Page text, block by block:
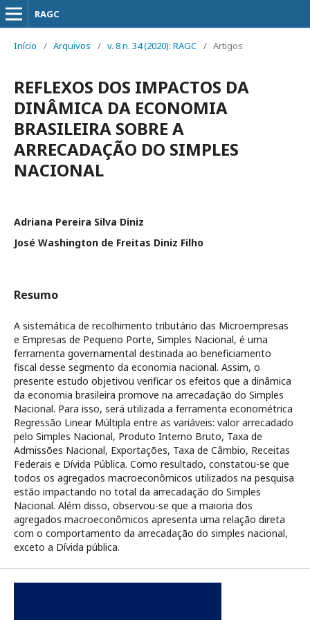
RAGC
Início / Arquivos / v. 8 n. 34 (2020): RAGC / Artigos
REFLEXOS DOS IMPACTOS DA
DINÂMICA DA ECONOMIA
BRASILEIRA SOBRE A
ARRECADAÇÃO DO SIMPLES
NACIONAL
Adriana Pereira Silva Diniz
José Washington de Freitas Diniz Filho
Resumo
A sistemática de recolhimento tributário das Microempresas
e Empresas de Pequeno Porte, Simples Nacional, é uma
ferramenta governamental destinada ao beneficiamento
fiscal desse segmento da economia nacional. Assim, o
presente estudo objetivou verificar os efeitos que a dinâmica
da economia brasileira promove na arrecadação do Simples
Nacional. Para isso, será utilizada a ferramenta econométrica
Regressão Linear Múltipla entre as variáveis: valor arrecadado
pelo Simples Nacional, Produto Interno Bruto, Taxa de
Admissões Nacional, Exportações, Taxa de Câmbio, Receitas
Federais e Dívida Pública. Como resultado, constatou-se que
todos os agregados macroeconômicos utilizados na pesquisa
estão impactando no total da arrecadação do Simples
Nacional. Além disso, observou-se que a maioria dos
agregados macroeconômicos apresenta uma relação direta
com o comportamento da arrecadação do simples nacional,
exceto a Dívida pública.